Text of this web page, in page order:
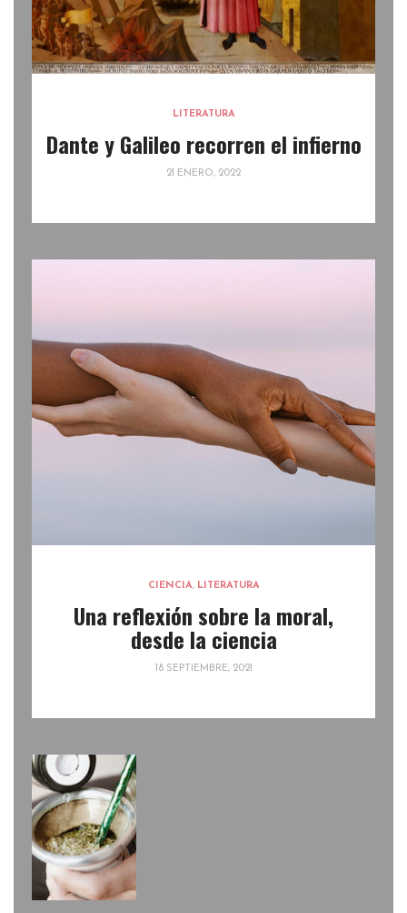
LITERATURA
Dante y Galileo recorren el infierno
21 ENERO, 2022
CIENCIA, LITERATURA
Una reflexión sobre la moral,
desde la ciencia
18 SEPTIEMBRE, 2021